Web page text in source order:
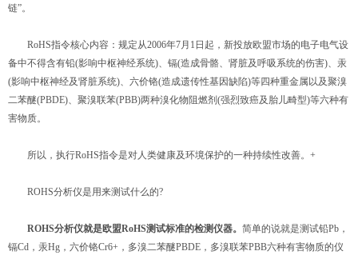
链”。
RoHS指令核心内容：规定从2006年7月1日起，新投放欧盟市场的电子电气设
备中不得含有铅(影响中枢神经系统)、镉(造成骨骼、肾脏及呼吸系统的伤害)、汞
(影响中枢神经及肾脏系统)、六价铬(造成遗传性基因缺陷)等四种重金属以及聚溴
二苯醚(PBDE)、聚溴联苯(PBB)两种溴化物阻燃剂(强烈致癌及胎儿畸型)等六种有
害物质。
所以，执行RoHS指令是对人类健康及环境保护的一种持续性改善。+
ROHS分析仪是用来测试什么的?
ROHS分析仪就是欧盟RoHS测试标准的检测仪器。 简单的说就是测试铅Pb，
镉Cd，汞Hg，六价铬Cr6+，多溴二苯醚PBDE，多溴联苯PBB六种有害物质的仪